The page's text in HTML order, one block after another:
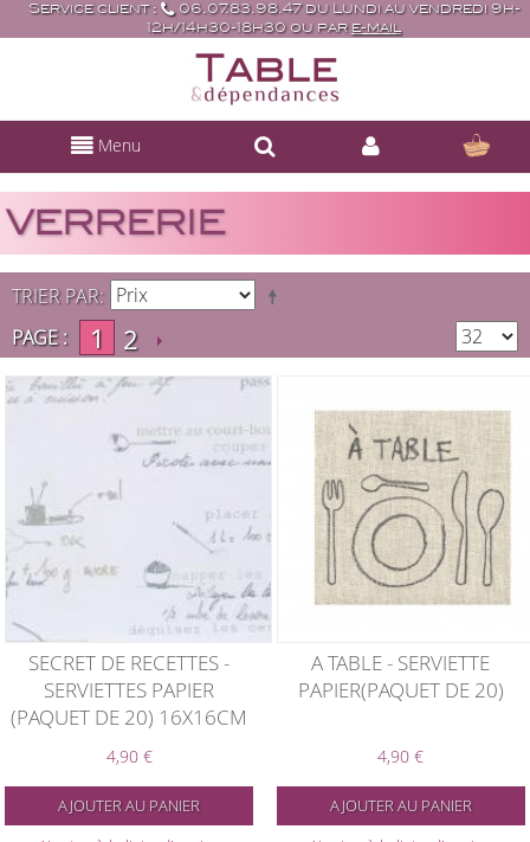
Service client :
06.07.83.98.47 du Lundi au vendredi 9h-
12h/14h30-18h30 ou par e-mail
Menu
VERRERIE
TRIER PAR
PAGE :
1 2
SECRET DE RECETTES -
SERVIETTES PAPIER
(PAQUET DE 20) 16X16CM
4,90 €
AJOUTER AU PANIER
A TABLE - SERVIETTE
PAPIER(PAQUET DE 20)
4,90 €
AJOUTER AU PANIER